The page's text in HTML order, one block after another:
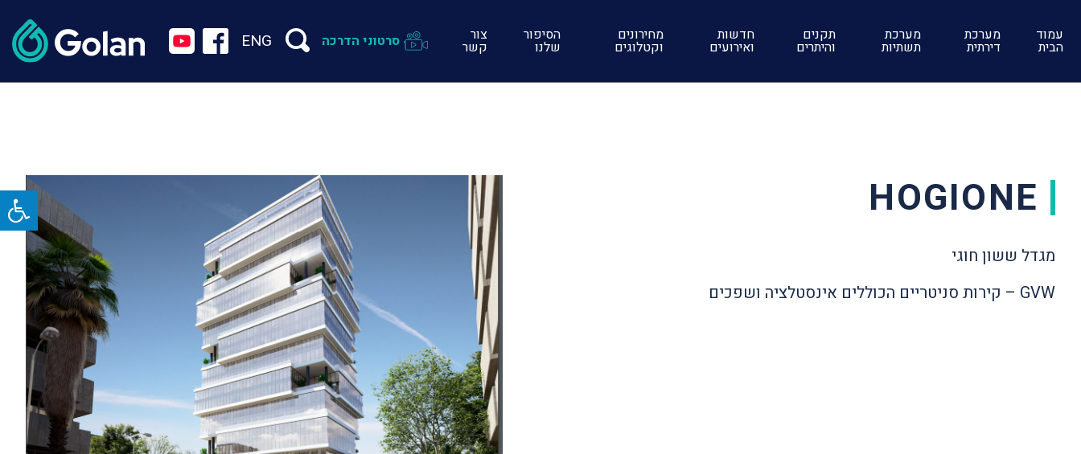
עמוד
הבית
מערכת
דירתית
מערכת
תשתיות
תקנים
והיתרים
חדשות
ואירועים
מחירונים
וקטלוגים
הסיפור
שלנו
צור
קשר סרטוני הדרכה ENG
HOGIONE
מגדל ששון חוגי
GVW – קירות סניטריים הכוללים אינסטלציה ושפכים